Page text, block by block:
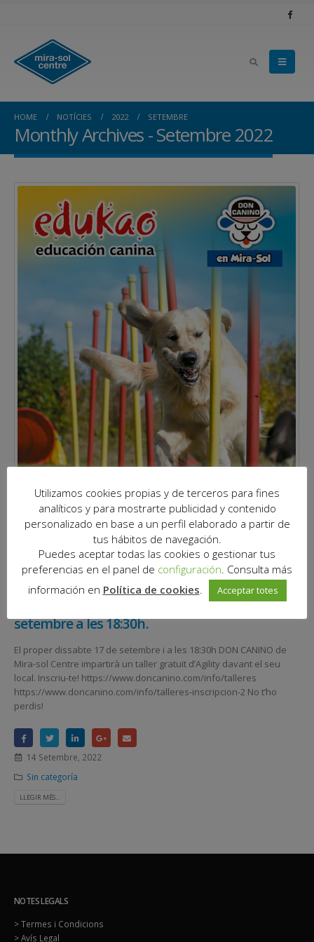
HOME NOTÍCIES 2022 SETEMBRE
Monthly Archives - Setembre 2022
DON CANINO – Taller de Agility, dissabte 17 de
setembre a les 18:30h.
El proper dissabte 17 de setembre i a les 18:30h DON CANINO de
Mira-sol Centre impartirà un taller gratuït d’Agility davant el seu
local. Inscriu-te! https://www.doncanino.com/info/talleres
https://www.doncanino.com/info/talleres-inscripcion-2 No t’ho
perdis!
14 Setembre, 2022
Sin categoría
LLEGIR MÉS...
NOTES LEGALS
> Termes i Condicions
> Avís Legal
Utilizamos cookies propias y de terceros para fines
analíticos y para mostrarte publicidad y contenido
personalizado en base a un perfil elaborado a partir de
tus hábitos de navegación.
Puedes aceptar todas las cookies o gestionar tus
preferencias en el panel de configuración. Consulta más
información en Política de cookies. Acceptar totes